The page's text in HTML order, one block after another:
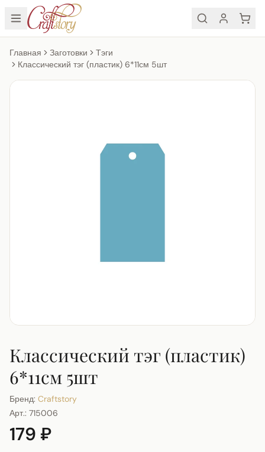
Главная Заготовки
Тэги
Классический тэг (пластик) 6*11см 5шт
Классический тэг (пластик)
6*11см 5шт
Бренд: Craftstory
Арт.: 715006
179 ₽